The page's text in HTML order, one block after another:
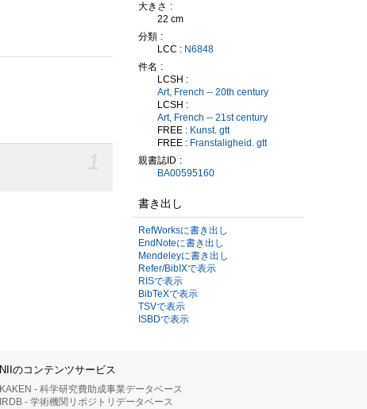
大きさ
22 cm
分類
LCC : N6848
件名
LCSH :
Art, French -- 20th century
LCSH :
Art, French -- 21st century
FREE : Kunst. gtt
FREE : Franstaligheid. gtt
親書誌ID
BA00595160
書き出し
RefWorksに書き出し
EndNoteに書き出し
Mendeleyに書き出し
Refer/BibIXで表示
RISで表示
BibTeXで表示
TSVで表示
ISBDで表示
NIIのコンテンツサービス
KAKEN - 科学研究費助成事業データベース
IRDB - 学術機関リポジトリデータベース